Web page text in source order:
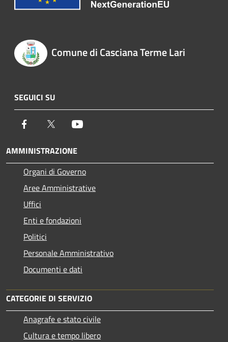
Comune di Casciana Terme Lari
SEGUICI SU
Facebook Twitter
AMMINISTRAZIONE
Organi di Governo
Aree Amministrative
Uffici
Enti e fondazioni
Politici
Personale Amministrativo
Documenti e dati
CATEGORIE DI SERVIZIO
Anagrafe e stato civile
Cultura e tempo libero